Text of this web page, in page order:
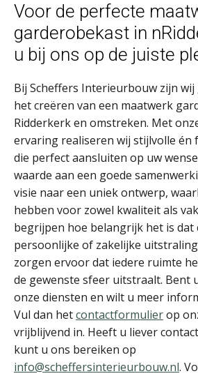
Voor de perfecte
garderobekast in
u bij ons op de juiste
Bij Scheffers Interieurbouw zijn wij
het creëren van een maatwerk
Ridderkerk en omstreken. Met
ervaring realiseren wij stijlvolle én
die perfect aansluiten op uw
waarde aan een goede
visie naar een uniek ontwerp,
hebben voor zowel kwaliteit als
begrijpen hoe belangrijk het is
persoonlijke of zakelijke
zorgen ervoor dat iedere ruimte
de gewenste sfeer uitstraalt. Bent
onze diensten en wilt u meer
Vul dan hetcontactformulierop
vrijblijvend in. Heeft u liever
kunt u ons bereiken op
info@scheffersinterieurbouw.nl.